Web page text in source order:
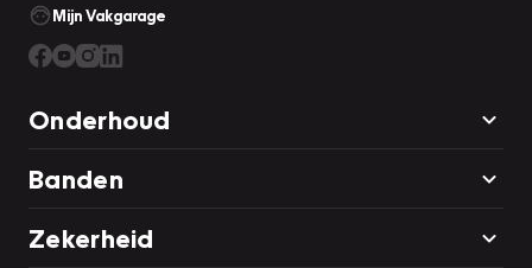
Mijn Vakgarage
Onderhoud
Banden
Zekerheid